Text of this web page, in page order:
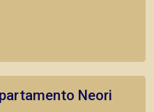
Neori